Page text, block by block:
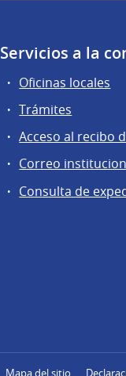
Servicios a la
Oficinas locales
Trámites
Acceso al recibo
Correo
Consulta de
Mapa del sitio